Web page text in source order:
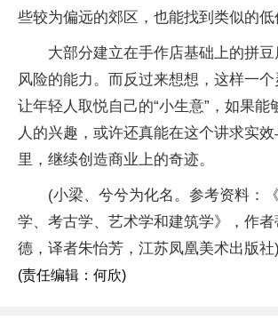
些较为偏远的郊区，也能找到类似的低
大部分建立在手作店基础上的拼
风险的能力。而反过来想想，这样一
让年轻人取悦自己的“小生意”，如果能
人的兴趣，或许还真能在这个讲求实
里，继续创造商业上的奇迹。
(小梁、兮兮为化名。参考资料：
学、考古学、艺术学和建筑学》，作者
德，译者朱怡芳，江苏凤凰美术出版社)
(责任编辑：何欣)